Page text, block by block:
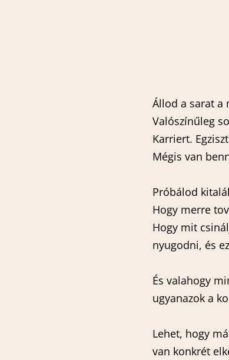
Állod a sarat a
Valószínűleg
Karriert.
Mégis van
Próbálod
Hogy merre
Hogy mit
nyugodni, és
És valahogy
ugyanazok a
Lehet, hogy
van konkrét